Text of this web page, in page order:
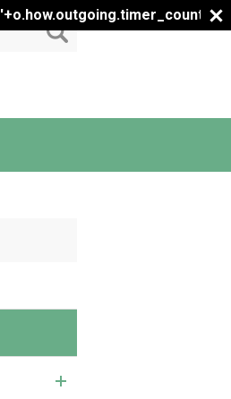
'+o.how.outgoing.timer_count+"